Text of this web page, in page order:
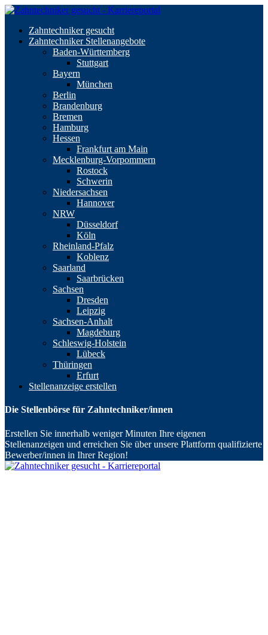
Zahntechniker gesucht
Zahntechniker Stellenangebote
Baden-Württemberg
Stuttgart
Bayern
München
Berlin
Brandenburg
Bremen
Hamburg
Hessen
Frankfurt am Main
Mecklenburg-Vorpommern
Rostock
Schwerin
Niedersachsen
Hannover
NRW
Düsseldorf
Köln
Rheinland-Pfalz
Koblenz
Saarland
Saarbrücken
Sachsen
Dresden
Leipzig
Sachsen-Anhalt
Magdeburg
Schleswig-Holstein
Lübeck
Thüringen
Erfurt
Stellenanzeige erstellen
Die Stellenbörse für Zahntechniker/innen
Erstellen Sie innerhalb weniger Minuten Ihre eigenen
Stellenanzeigen und erreichen Sie über unsere Plattform qualifizierte
Bewerber/innen in Ihrer Region!